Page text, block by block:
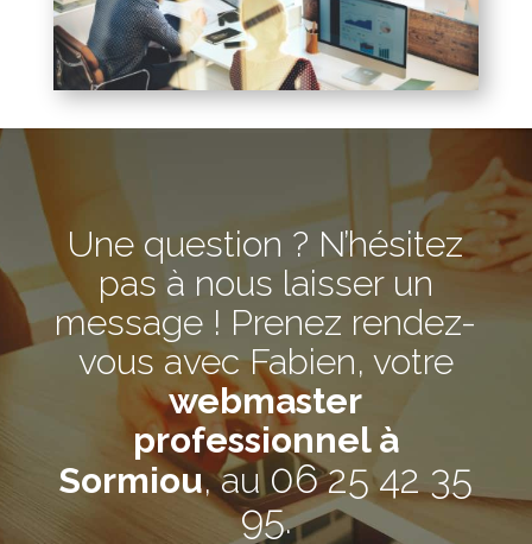
Une question ? N’hésitez
pas à nous laisser un
message ! Prenez rendez-
vous avec Fabien, votre
webmaster
professionnel à
Sormiou, au06 25 42 35
95.